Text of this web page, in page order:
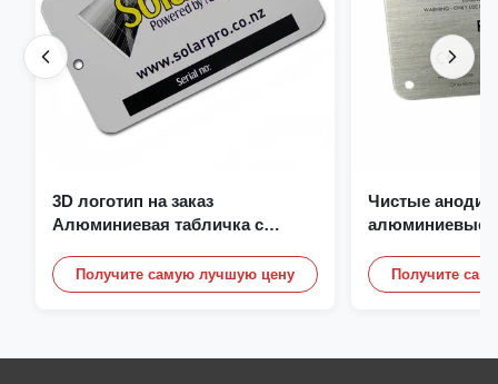
3D логотип на заказ
Алюминиевая табличка с
Имя таблички
Получите самую лучшую цену
Чистые
алюминиевые
Получите